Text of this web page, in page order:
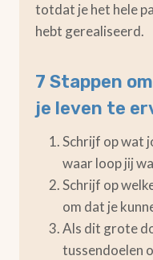
totdat je het hele
hebt gerealiseerd.
7 Stappen
je leven te
Schrijf op wat
waar loop jij
Schrijf op
om dat je
Als dit grote
tussendoelen